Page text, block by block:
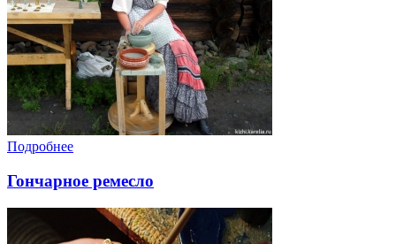
Подробнее
Гончарное ремесло